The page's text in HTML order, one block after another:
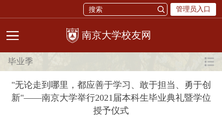
管理员入口
校友网
毕业季
"无论走到哪里，都应善于学习、敢于担当、勇于创
新"——南京大学举行2021届本科生毕业典礼暨学位
授予仪式